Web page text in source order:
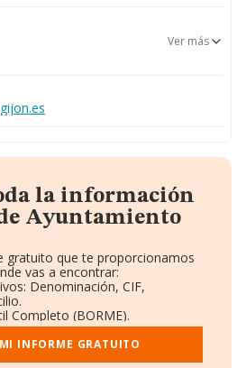
Ver más
la información
Ayuntamiento
gratuito que te proporcionamos
vas a encontrar:
Denominación, CIF,
Completo (BORME).
Ventas y Empleados.
y Administradores.
INFORME GRATUITO